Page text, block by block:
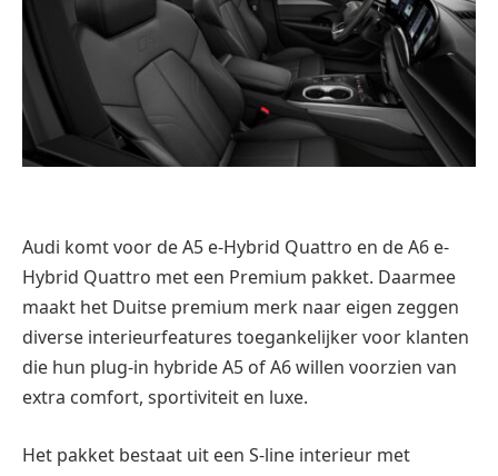
Audi komt voor de A5 e-Hybrid Quattro en de A6 e-
Hybrid Quattro met een Premium pakket. Daarmee
maakt het Duitse premium merk naar eigen zeggen
diverse interieurfeatures toegankelijker voor klanten
die hun plug-in hybride A5 of A6 willen voorzien van
extra comfort, sportiviteit en luxe.
Het pakket bestaat uit een S-line interieur met